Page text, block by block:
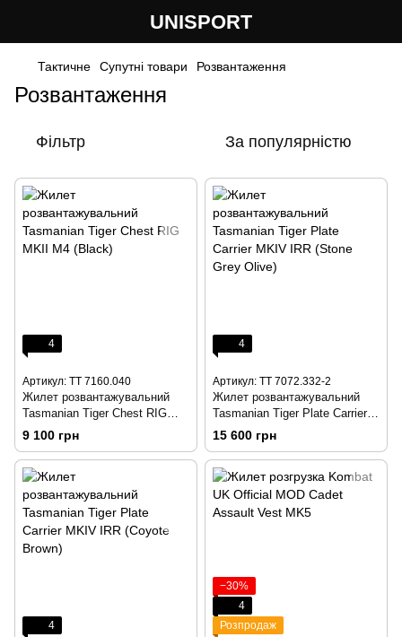
UNISPORT
Тактичне Супутні товари Розвантаження
Розвантаження
Фільтр За популярністю
4
Артикул: TT 7160.040
Жилет розвантажувальний
Tasmanian Tiger Chest RIG
MKII M4 (Black)
9 100 грн
4
Артикул: TT 7072.332-2
Жилет розвантажувальний
Tasmanian Tiger Plate Carrier
MKIV IRR (Stone Grey Olive)
15 600 грн
4
−30%
4
Розпродаж